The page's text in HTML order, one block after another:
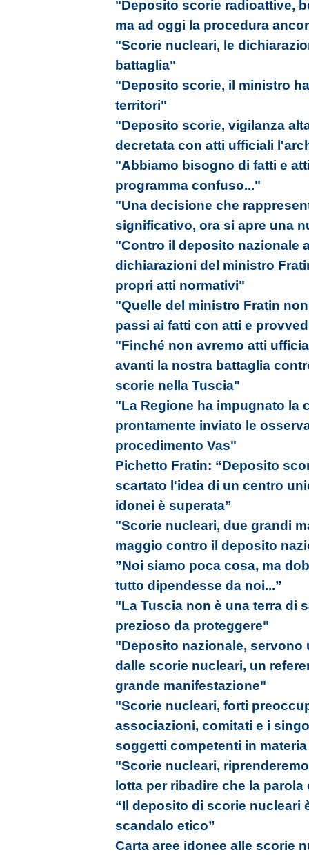
"Deposito scorie radioattive,
ma ad oggi la procedura
"Scorie nucleari, le
battaglia"
"Deposito scorie, il ministro
territori"
"Deposito scorie, vigilanza
decretata con atti ufficiali
"Abbiamo bisogno di fatti e
programma confuso..."
"Una decisione che
significativo, ora si apre una
"Contro il deposito nazionale
dichiarazioni del ministro
propri atti normativi"
"Quelle del ministro Fratin
passi ai fatti con atti e
"Finché non avremo atti
avanti la nostra battaglia
scorie nella Tuscia"
"La Regione ha impugnato la
prontamente inviato le
procedimento Vas"
Pichetto Fratin: “Deposito
scartato l'idea di un centro
idonei è superata”
"Scorie nucleari, due grandi
maggio contro il deposito
”Noi siamo poca cosa, ma
tutto dipendesse da noi...”
"La Tuscia non è una terra di
prezioso da proteggere"
"Deposito nazionale,
dalle scorie nucleari, un
grande manifestazione"
"Scorie nucleari, forti
associazioni, comitati e i
soggetti competenti in
"Scorie nucleari,
lotta per ribadire che la
“Il deposito di scorie nucleari
scandalo etico”
Carta aree idonee alle scorie